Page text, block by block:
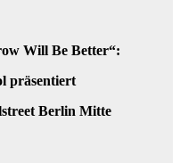
Will Be Better“:
präsentiert
Berlin Mitte